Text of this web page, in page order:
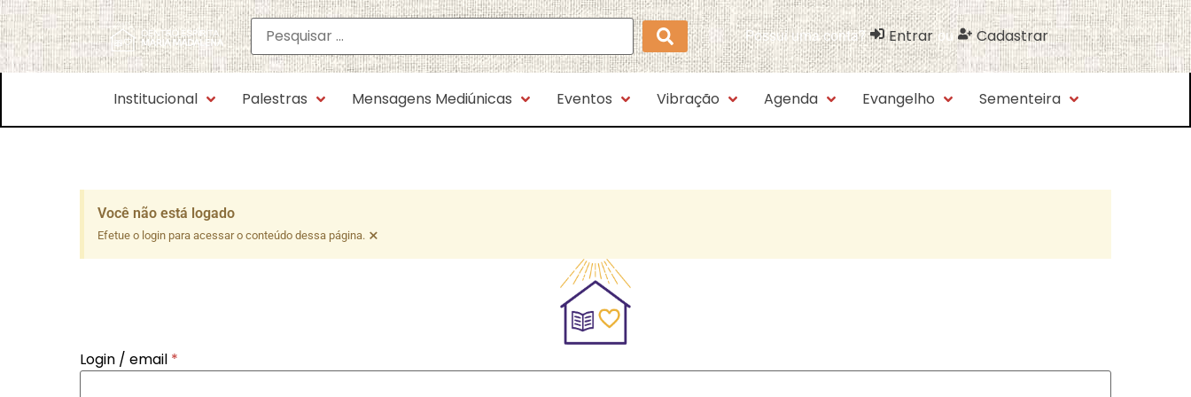
Possui uma conta? Entrar ou Cadastrar
Institucional Palestras Mensagens Mediúnicas Eventos Vibração Agenda Evangelho Sementeira
Você não está logado
Efetue o login para acessar o conteúdo dessa página. ×
Login / email *